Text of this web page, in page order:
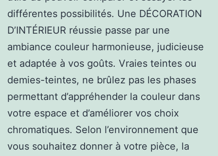
différentes possibilités. Une DÉCORATION
D’INTÉRIEUR réussie passe par une
ambiance couleur harmonieuse, judicieuse
et adaptée à vos goûts. Vraies teintes ou
demies-teintes, ne brûlez pas les phases
permettant d’appréhender la couleur dans
votre espace et d’améliorer vos choix
chromatiques. Selon l’environnement que
vous souhaitez donner à votre pièce, la